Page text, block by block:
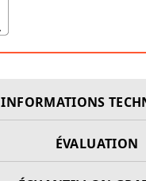
INFORMATIONS
ÉVALUATION